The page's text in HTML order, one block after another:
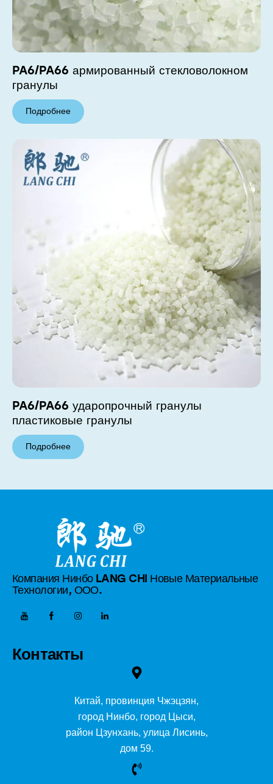
PA6/PA66 армированный стекловолокном
гранулы
Подробнее
PA6/PA66 ударопрочный гранулы
пластиковые гранулы
Подробнее
Компания Нинбо LANG CHI Новые Материальные
Технологии, ООО.
Контакты
Китай, провинция Чжэцзян,
город Нинбо, город Цыси,
район Цзунхань, улица Лисинь,
дом 59.